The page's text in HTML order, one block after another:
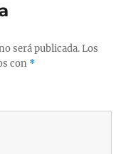
será publicada. Los
con *